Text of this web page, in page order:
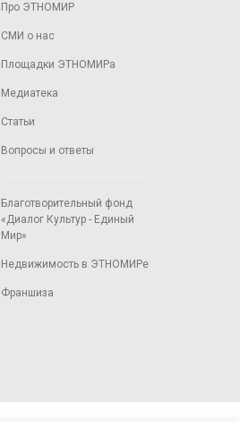
Про ЭТНОМИР
СМИ о нас
Площадки ЭТНОМИРа
Медиатека
Статьи
Вопросы и ответы
Благотворительный фонд
«Диалог Культур - Единый
Мир»
Недвижимость в ЭТНОМИРе
Франшиза